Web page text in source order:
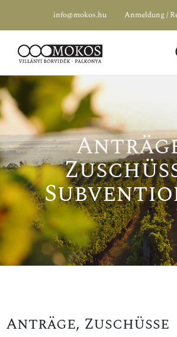
info@mokos.hu Anmeldung /
Anträge, Zuschüsse